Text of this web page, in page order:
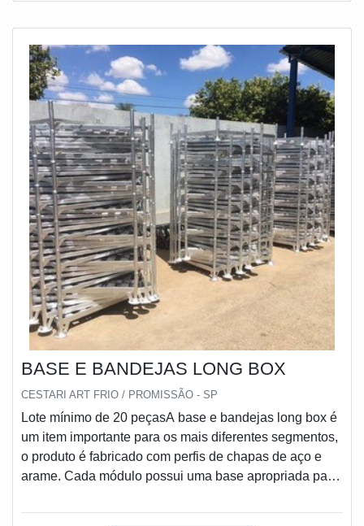
BASE E BANDEJAS LONG BOX
CESTARI ART FRIO / PROMISSÃO - SP
Lote mínimo de 20 peçasA base e bandejas long box é
um item importante para os mais diferentes segmentos,
o produto é fabricado com perfis de chapas de aço e
arame. Cada módulo possui uma base apropriada para
bandejas intermediárias que se encaixam na base